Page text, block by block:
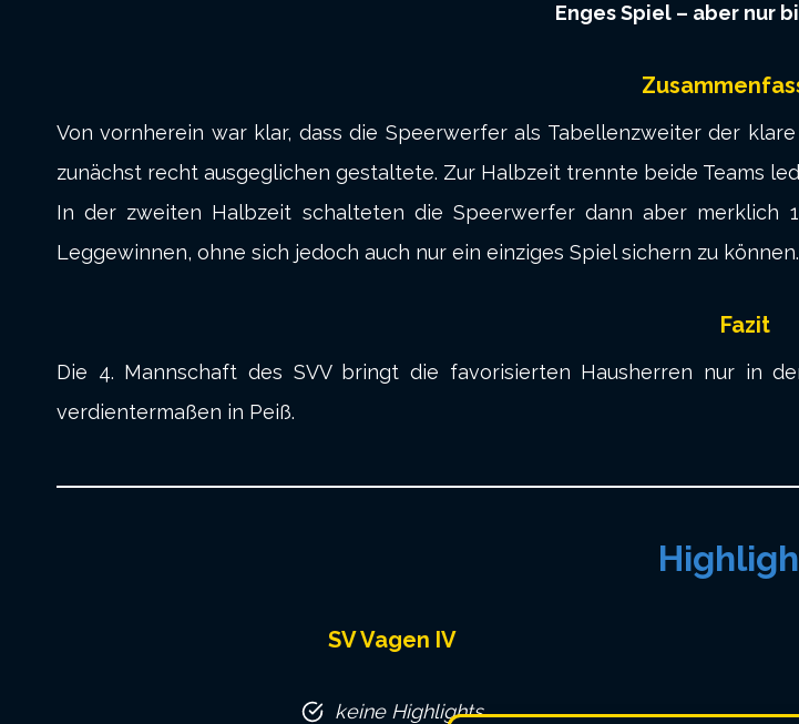
Enges Spiel – aber nur
Von vornherein war klar, dass die Speerwerfer als Tabellenzweiter der
zunächst recht ausgeglichen gestaltete. Zur Halbzeit trennte beide Teams
In der zweiten Halbzeit schalteten die Speerwerfer dann aber merklich
Leggewinnen, ohne sich jedoch auch nur ein einziges Spiel sichern zu
Fazit
Die 4. Mannschaft des SVV bringt die favorisierten Hausherren nur in
verdientermaßen in Peiß.
SV Vagen IV
keine Highlights